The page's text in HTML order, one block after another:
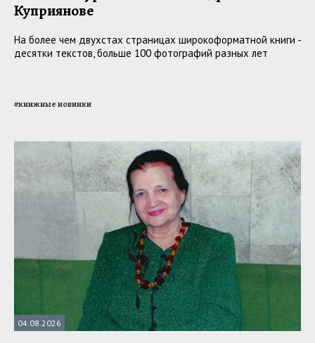
Куприянове
На более чем двухстах страницах широкоформатной книги -
десятки текстов, больше 100 фотографий разных лет
#книжные новинки
04.08.2026